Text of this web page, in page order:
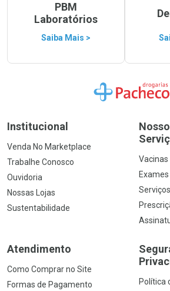
PBM
Laboratórios
Saiba Mais >
Ir para a Home
Institucional
Venda No Marketplace
Trabalhe Conosco
Ouvidoria
Nossas Lojas
Sustentabilidade
Vacinas
Atendimento
Como Comprar no Site
Formas de Pagamento
Política